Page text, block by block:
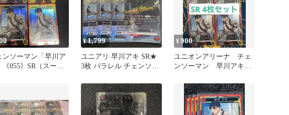
ンソーマン「早川ア
《055》SR（スーパ
¥1,799
ユニアリ 早川アキ SR★
3枚 パラレル チェンソー
¥900
ユニオンアリーナ チェ
ンソーマン 早川アキ